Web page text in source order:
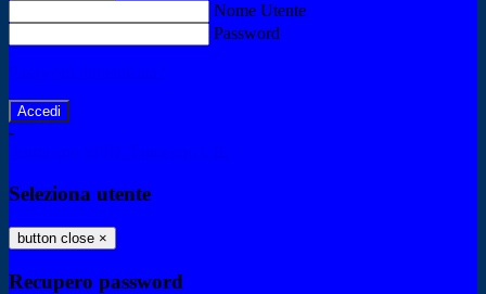
Nome Utente
Password
-
Seleziona utente
button close ×
Recupero password